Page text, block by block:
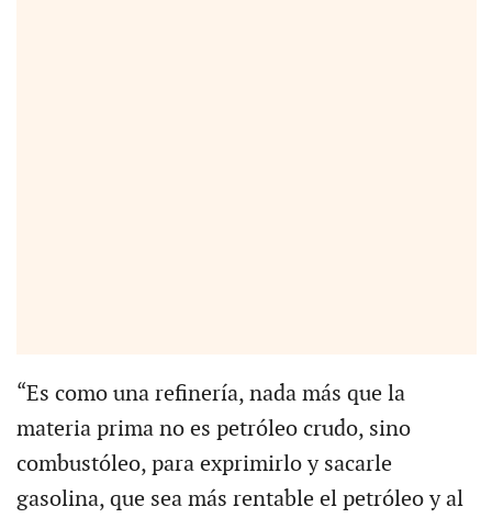
“Es como una refinería, nada más que la
materia prima no es petróleo crudo, sino
combustóleo, para exprimirlo y sacarle
gasolina, que sea más rentable el petróleo y al